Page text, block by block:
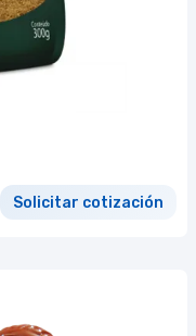
Solicitar cotización